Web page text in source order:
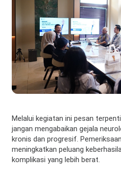
Melalui kegiatan ini pesan
jangan mengabaikan gejala
kronis dan progresif.
meningkatkan peluang
komplikasi yang lebih berat.